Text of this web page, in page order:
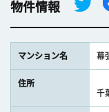
物件情報
マンション名 幕
住所
千